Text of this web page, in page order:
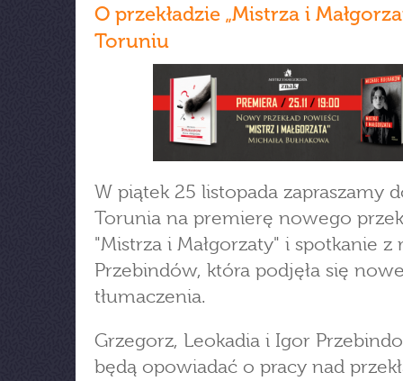
O przekładzie „Mistrza i
Toruniu
W piątek 25 listopada zapraszamy
Torunia na premierę nowego
"Mistrza i Małgorzaty" i spotkanie z
Przebindów, która podjęła się
tłumaczenia.
Grzegorz, Leokadia i Igor
będą opowiadać o pracy nad